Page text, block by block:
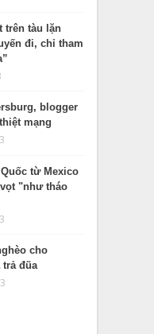
trên tàu lặn
đi, chỉ tham
blogger
mạng
từ Mexico
"như tháo
cho
trả đũa